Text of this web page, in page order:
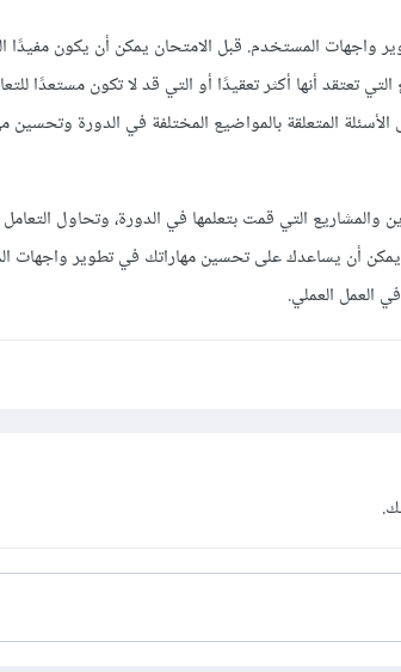
واجهات المستخدم. قبل الامتحان يمكن أن يكون مفيدًا
تعتقد أنها أكثر تعقيدًا أو التي قد لا تكون مستعدًا
المتعلقة بالمواضيع المختلفة في الدورة وتحسين
والمشاريع التي قمت بتعلمها في الدورة، وتحاول
يمكن أن يساعدك على تحسين مهاراتك في تطوير واجهات
العمل العملي.